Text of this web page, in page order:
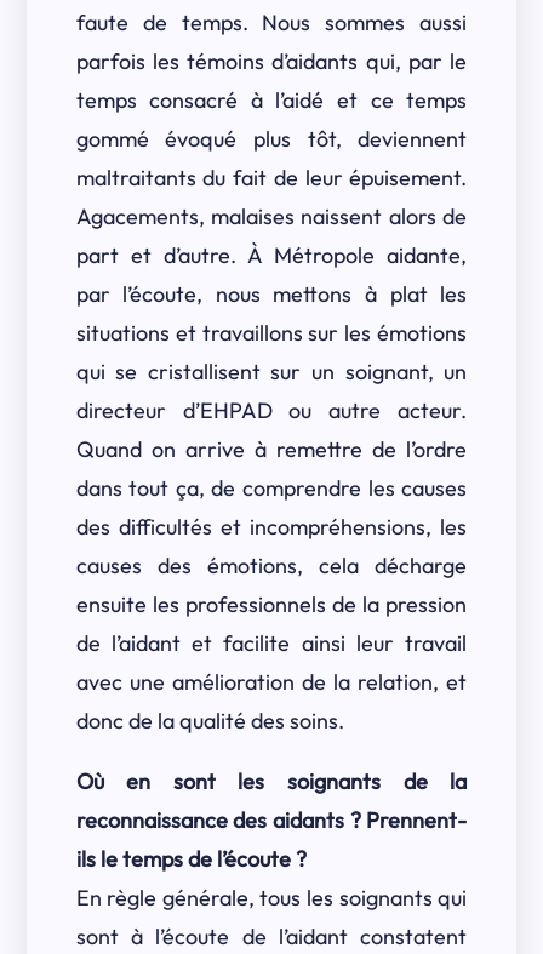
faute de temps. Nous sommes aussi
parfois les témoins d’aidants qui, par le
temps consacré à l’aidé et ce temps
gommé évoqué plus tôt, deviennent
maltraitants du fait de leur épuisement.
Agacements, malaises naissent alors de
part et d’autre. À Métropole aidante,
par l’écoute, nous mettons à plat les
situations et travaillons sur les émotions
qui se cristallisent sur un soignant, un
directeur d’EHPAD ou autre acteur.
Quand on arrive à remettre de l’ordre
dans tout ça, de comprendre les causes
des difficultés et incompréhensions, les
causes des émotions, cela décharge
ensuite les professionnels de la pression
de l’aidant et facilite ainsi leur travail
avec une amélioration de la relation, et
donc de la qualité des soins.
Où en sont les soignants de la
reconnaissance des aidants ? Prennent-
ils le temps de l’écoute ?
En règle générale, tous les soignants qui
sont à l’écoute de l’aidant constatent